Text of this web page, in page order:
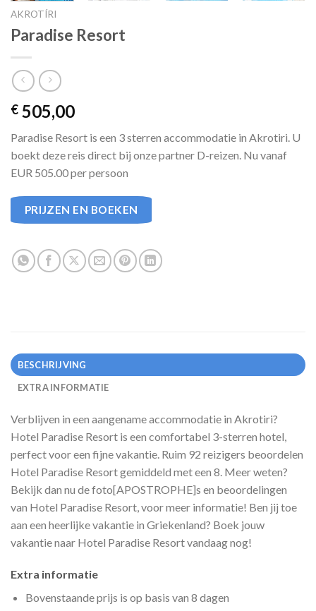
AKROTÍRI
Paradise Resort
€ 505,00
Paradise Resort is een 3 sterren accommodatie in Akrotiri. U
boekt deze reis direct bij onze partner D-reizen. Nu vanaf
EUR 505.00 per persoon
PRIJZEN EN BOEKEN
BESCHRIJVING
EXTRA INFORMATIE
Verblijven in een aangename accommodatie in Akrotiri?
Hotel Paradise Resort is een comfortabel 3-sterren hotel,
perfect voor een fijne vakantie. Ruim 92 reizigers beoordelen
Hotel Paradise Resort gemiddeld met een 8. Meer weten?
Bekijk dan nu de foto[APOSTROPHE]s en beoordelingen
van Hotel Paradise Resort, voor meer informatie! Ben jij toe
aan een heerlijke vakantie in Griekenland? Boek jouw
vakantie naar Hotel Paradise Resort vandaag nog!
Extra informatie
Bovenstaande prijs is op basis van 8 dagen